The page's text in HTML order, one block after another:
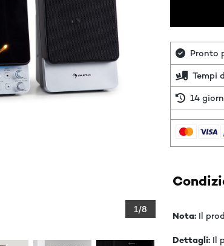
1/8
Pronto
Tempi
14
Nota: Il
Dettagli: Il